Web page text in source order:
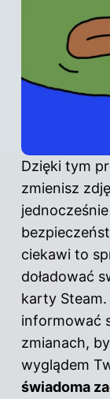
Dzięki tym
zmienisz
ciekawi to
doładować
karty Steam
informować
zmianach,
wyglądem
świadoma